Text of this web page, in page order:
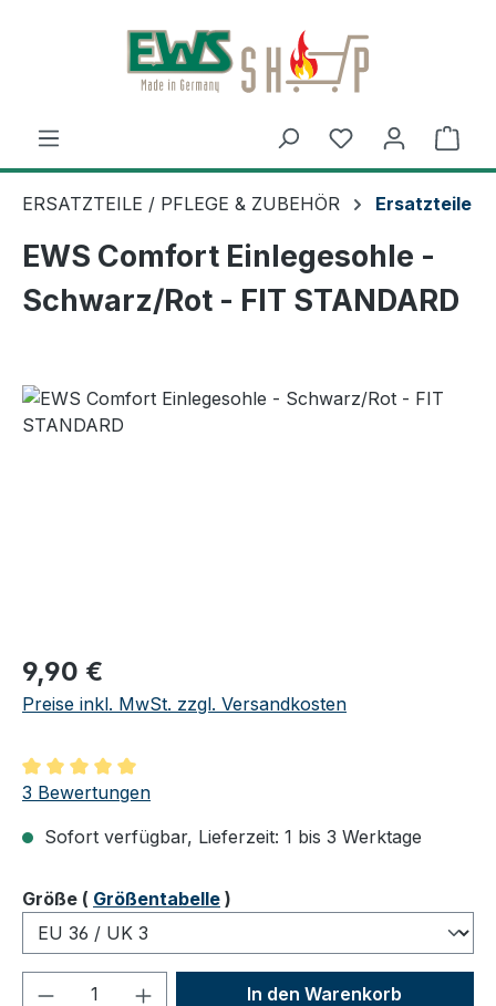
Zum Hauptinhalt springen
ERSATZTEILE / PFLEGE & ZUBEHÖR Ersatzteile
EWS Comfort Einlegesohle -
Schwarz/Rot - FIT STANDARD
Regulärer Preis:
9,90 €
Preise inkl. MwSt. zzgl. Versandkosten
Durchschnittliche Bewertung von 5 von 5 Sternen
3 Bewertungen
Sofort verfügbar, Lieferzeit: 1 bis 3 Werktage
Größeauswählen
( Größentabelle )
Produkt Anzahl: Gib denIn den Warenkorb